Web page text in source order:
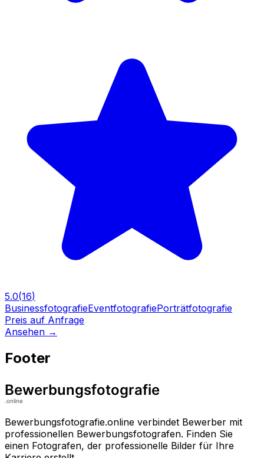
5.0(16)
BusinessfotografieEventfotografiePorträtfotografie
Preis auf Anfrage
Ansehen →
Footer
Bewerbungsfotografie.online verbindet Bewerber mit
professionellen Bewerbungsfotografen. Finden Sie
einen Fotografen, der professionelle Bilder für Ihre